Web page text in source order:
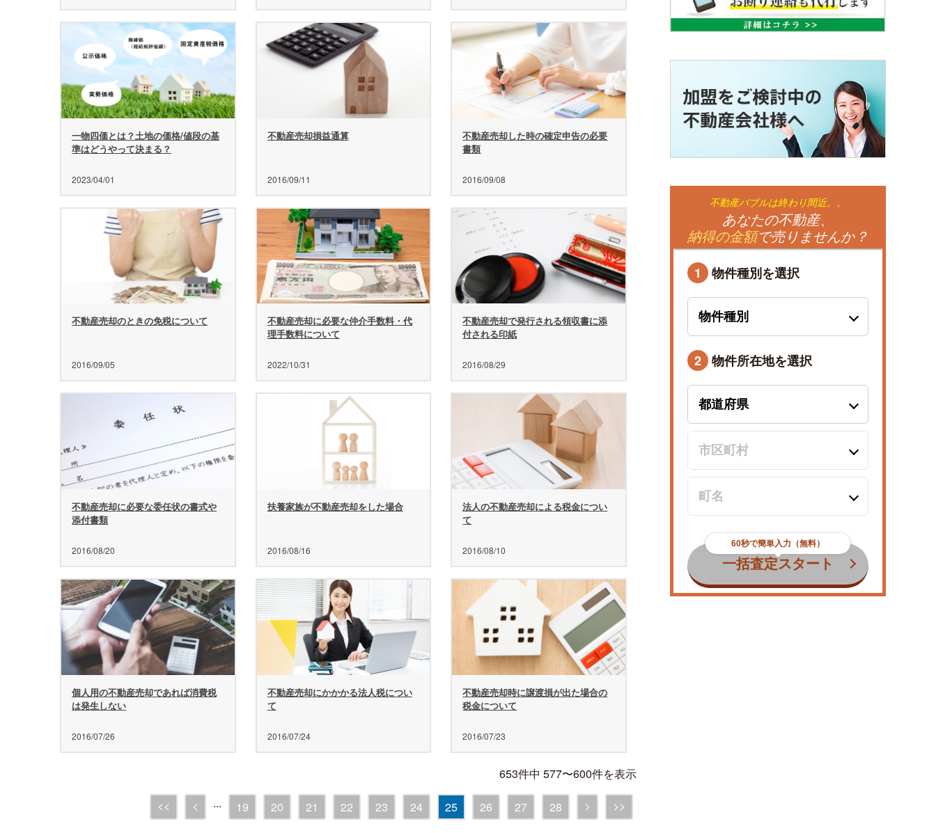
一物四価とは？土地の価格/値段の基
準はどうやって決まる？
2023/04/01
不動産売却損益通算
2016/09/11
不動産売却した時の確定申告の必要
書類
2016/09/08
不動産売却のときの免税について
2016/09/05
不動産売却に必要な仲介手数料・代
理手数料について
2022/10/31
不動産売却で発行される領収書に添
付される印紙
2016/08/29
不動産売却に必要な委任状の書式や
添付書類
2016/08/20
扶養家族が不動産売却をした場合
2016/08/16
法人の不動産売却による税金につい
て
2016/08/10
個人用の不動産売却であれば消費税
は発生しない
2016/07/26
不動産売却にかかかる法人税につい
て
2016/07/24
不動産売却時に譲渡損が出た場合の
税金について
2016/07/23
653件中 577〜600件を表示
<<
< ... 19 20 21 22 23 24 25 26 27 28 > >>
不動産バブルは終わり間近。。
あなたの不動産、
納得の金額で売りませんか？
1 物件種別を選択
2 物件所在地を選択
60秒で簡単入力（無料）
一括査定スタート